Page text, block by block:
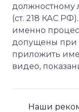
должностному
(ст. 218 КАС
именно
допущены при
приложить
видео,
Наши